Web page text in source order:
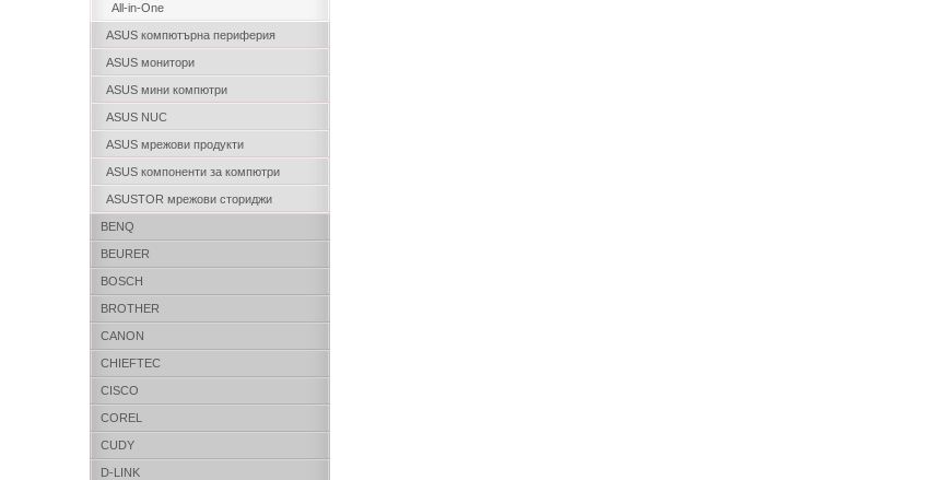
All-in-One
ASUS компютърна периферия
ASUS монитори
ASUS мини компютри
ASUS NUC
ASUS мрежови продукти
ASUS компоненти за компютри
ASUSTOR мрежови сториджи
BENQ
BEURER
BOSCH
BROTHER
CANON
CHIEFTEC
CISCO
COREL
CUDY
D-LINK